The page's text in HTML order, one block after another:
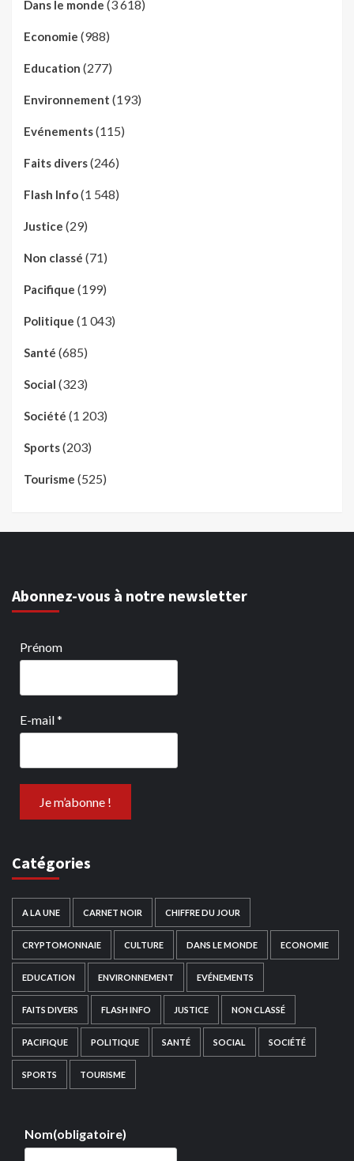
Dans le monde (3 618)
Economie (988)
Education (277)
Environnement (193)
Evénements(115)
Faits divers(246)
Flash Info(1 548)
Justice (29)
Non classé (71)
Pacifique (199)
Politique (1 043)
Santé (685)
Social (323)
Société (1 203)
Sports(203)
Tourisme (525)
Abonnez-vous à notre newsletter
Prénom
E-mail*
Catégories
A LA UNE CARNET NOIR CHIFFRE DU JOUR
CRYPTOMONNAIE CULTURE DANS LE MONDE ECONOMIE
EDUCATION ENVIRONNEMENT EVÉNEMENTS
FAITS DIVERS FLASH INFO JUSTICE NON CLASSÉ
PACIFIQUE POLITIQUE SANTÉ SOCIAL SOCIÉTÉ
SPORTS TOURISME
Nom(obligatoire)